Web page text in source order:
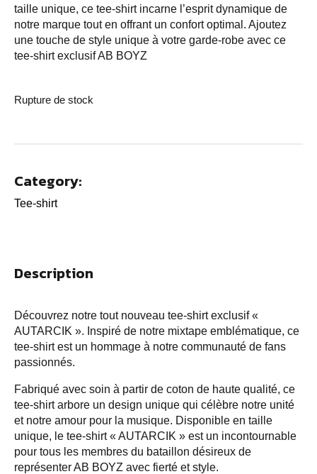
taille unique, ce tee-shirt incarne l’esprit dynamique de
notre marque tout en offrant un confort optimal. Ajoutez
une touche de style unique à votre garde-robe avec ce
tee-shirt exclusif AB BOYZ
Rupture de stock
Category:
Tee-shirt
Description
Découvrez notre tout nouveau tee-shirt exclusif «
AUTARCIK ». Inspiré de notre mixtape emblématique, ce
tee-shirt est un hommage à notre communauté de fans
passionnés.
Fabriqué avec soin à partir de coton de haute qualité, ce
tee-shirt arbore un design unique qui célèbre notre unité
et notre amour pour la musique. Disponible en taille
unique, le tee-shirt « AUTARCIK » est un incontournable
pour tous les membres du bataillon désireux de
représenter AB BOYZ avec fierté et style.